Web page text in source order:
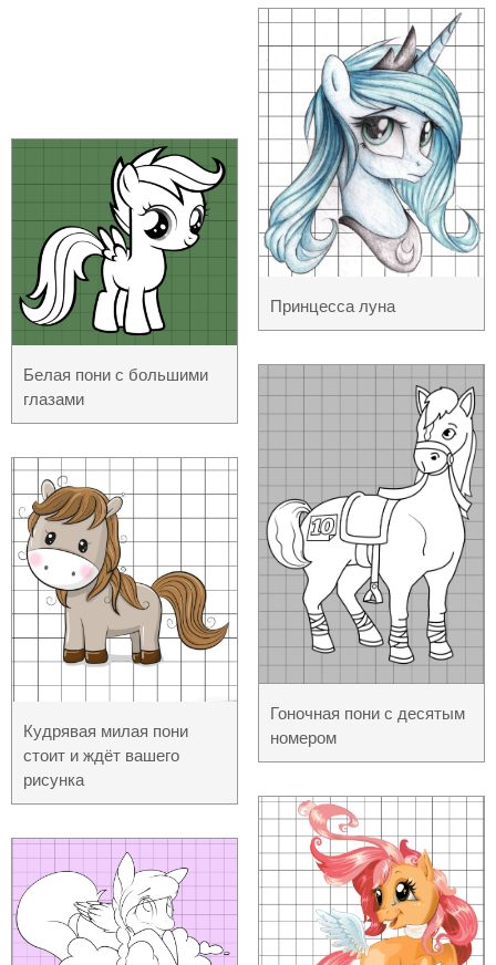
Белая пони с большими
глазами
Кудрявая милая пони
стоит и ждёт вашего
рисунка
Принцесса луна
Гоночная пони с десятым
номером